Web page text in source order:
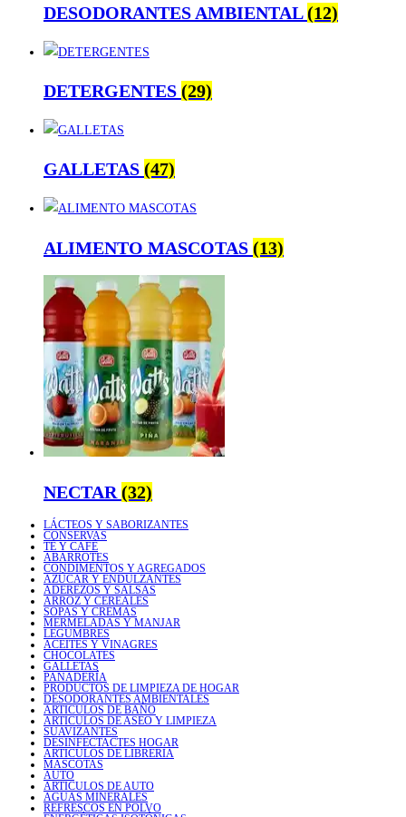
DESODORANTES AMBIENTAL(12)
DETERGENTES (29)
GALLETAS (47)
ALIMENTO MASCOTAS (13)
NECTAR (32)
LÁCTEOS Y SABORIZANTES
CONSERVAS
TÉ Y CAFÉ
ABARROTES
CONDIMENTOS Y AGREGADOS
AZÚCAR Y ENDULZANTES
ADEREZOS Y SALSAS
ARROZ Y CEREALES
SOPAS Y CREMAS
MERMELADAS Y MANJAR
LEGUMBRES
ACEITES Y VINAGRES
CHOCOLATES
GALLETAS
PANADERÍA
PRODUCTOS DE LIMPIEZA DE HOGAR
DESODORANTES AMBIENTALES
ARTICULOS DE BAÑO
ARTICULOS DE ASEO Y LIMPIEZA
SUAVIZANTES
DESINFECTACTES HOGAR
ARTICULOS DE LIBRERIA
MASCOTAS
AUTO
ARTICULOS DE AUTO
AGUAS MINERALES
REFRESCOS EN POLVO